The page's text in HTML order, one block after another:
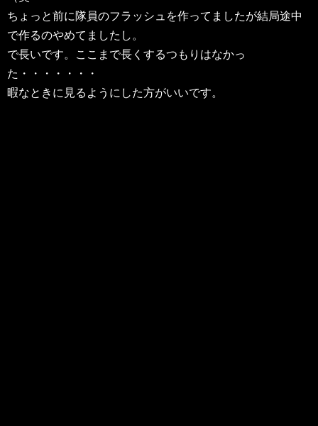
ちょっと前に隊員のフラッシュを作ってましたが結局途中
で作るのやめてましたし。
で長いです。ここまで長くするつもりはなかっ
た・・・・・・・
暇なときに見るようにした方がいいです。